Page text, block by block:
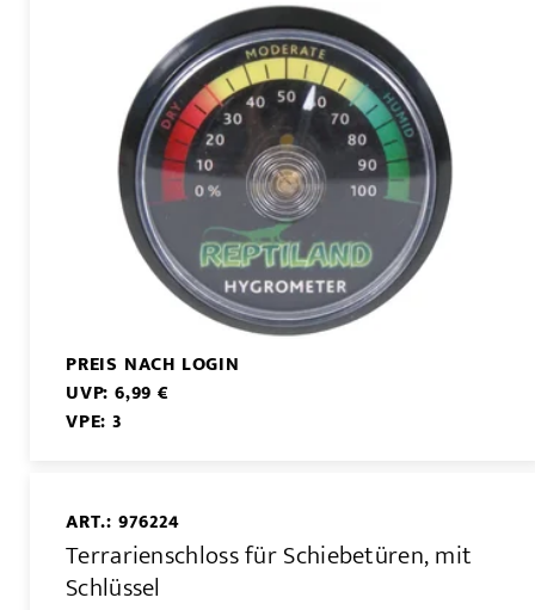
PREIS NACH LOGIN
UVP: 6,99 €
VPE: 3
ART.: 976224
Terrarienschloss für Schiebetüren, mit
Schlüssel